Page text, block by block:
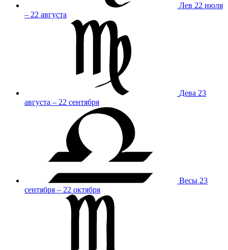
Лев 22 июля
– 22 августа
Дева 23
августа – 22 сентября
Весы 23
сентября – 22 октября